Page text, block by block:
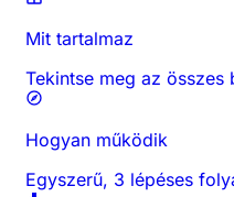
Mit tartalmaz
Tekintse meg az
Hogyan működik
Egyszerű, 3 lépéses